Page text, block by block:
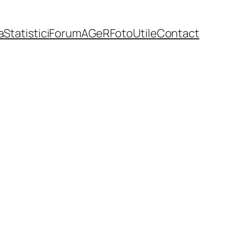
StatisticiForumAGeRFotoUtileContact